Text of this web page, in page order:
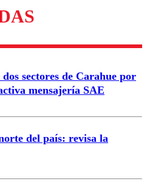
para garantizar un
sectores de Carahue por
mensajería SAE
del país: revisa la